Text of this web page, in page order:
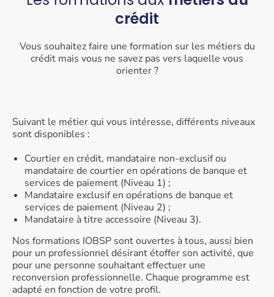
crédit
Vous souhaitez faire une formation sur les métiers du
crédit mais vous ne savez pas vers laquelle vous
orienter ?
Suivant le métier qui vous intéresse, différents niveaux
sont disponibles :
Courtier en crédit, mandataire non-exclusif ou
mandataire de courtier en opérations de banque et
services de paiement (Niveau 1) ;
Mandataire exclusif en opérations de banque et
services de paiement (Niveau 2) ;
Mandataire à titre accessoire (Niveau 3).
Nos formations IOBSP sont ouvertes à tous, aussi bien
pour un professionnel désirant étoffer son activité, que
pour une personne souhaitant effectuer une
reconversion professionnelle. Chaque programme est
adapté en fonction de votre profil.